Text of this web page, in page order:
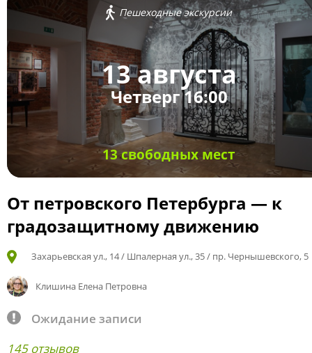
Пешеходные экскурсии
13 августа
Четверг 16:00
13 свободных мест
От петровского Петербурга — к
градозащитному движению
Захарьевская ул., 14 / Шпалерная ул., 35 / пр. Чернышевского, 5
Клишина Елена Петровна
Ожидание записи
145 отзывов